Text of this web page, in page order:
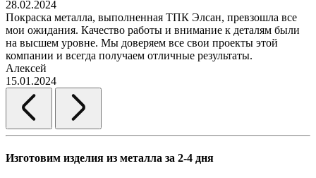
28.02.2024
Покраска металла, выполненная ТПК Элсан, превзошла все
мои ожидания. Качество работы и внимание к деталям были
на высшем уровне. Мы доверяем все свои проекты этой
компании и всегда получаем отличные результаты.
Алексей
15.01.2024
Изготовим изделия из металла за 2-4 дня